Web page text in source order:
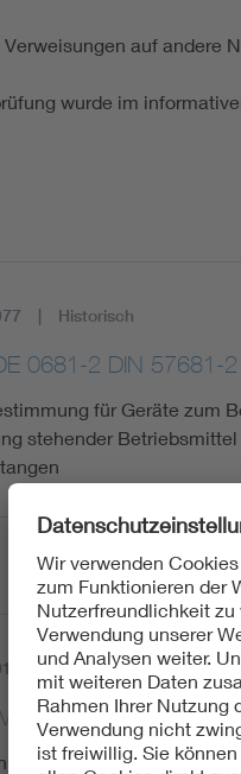
auf andere
wurde im
Historisch
0681-2 DIN 57681-
für Geräte zum
stehender
Historisch
V 0681-2 (VDE V
unter Spannung - Geräte